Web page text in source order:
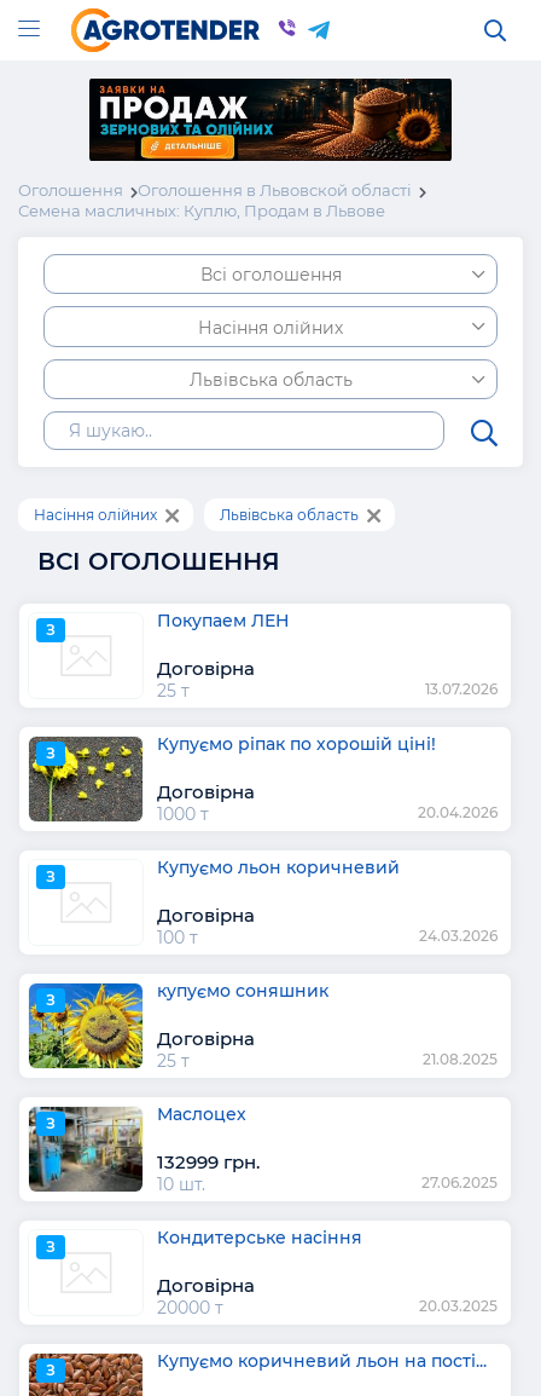
Оголошення
Оголошення в Львовской області
Семена масличных: Куплю, Продам в Львове
Всі оголошення
Насіння олійних
Львівська область
Насіння олійних Львівська область
ВСІ ОГОЛОШЕННЯ
З Покупаем ЛЕН
Договірна
25 т 13.07.2026
З Купуємо ріпак по хорошій ціні!
Договірна
1000 т 20.04.2026
З Купуємо льон коричневий
Договірна
100 т 24.03.2026
З купуємо соняшник
Договірна
25 т 21.08.2025
З Маслоцех
132999 грн.
10 шт. 27.06.2025
З Кондитерське насіння
Договірна
20000 т 20.03.2025
З Купуємо коричневий льон на пості...